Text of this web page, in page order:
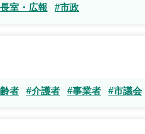
室・広報 #市政
者 #介護者 #事業者 #市議会